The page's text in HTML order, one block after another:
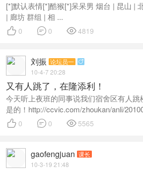
[*]默认表情[*]酷猴[*]呆呆男 烟台 | 昆山 |
| 廊坊 群组 | 相 ...
 0  0 4819
刘振 论坛员一 
10-4-7 20:28
又有人跳了，在隆添利！
今天听上夜班的同事说我们宿舍区有人
是的！http://ccvic.com/zhoukan/anli/
 0  0  5565
gaofengjuan 课长
10-3-19 21:48